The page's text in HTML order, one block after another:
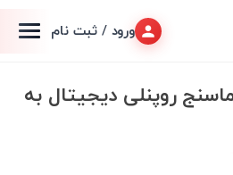
ورود / ثبت نام
روپنلی دیجیتال به